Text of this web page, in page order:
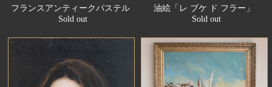
フランスアンティークパステル
Sold out
油絵「レ ブケ ド フラー」
Sold out